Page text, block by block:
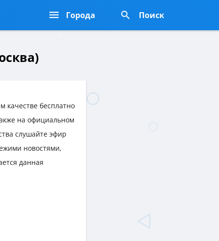
Города Поиск
бесплатно
на официальном
слушайте эфир
новостями,
данная